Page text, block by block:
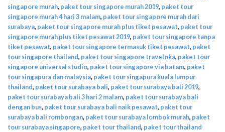
singapore murah, paket tour singapore murah 2019, paket tour
singapore murah 4 hari 3 malam, paket tour singapore murah dari
surabaya, paket tour singapore murah plus tiket pesawat, paket tour
singapore murah plus tiket pesawat 2019, paket tour singapore tanpa
tiket pesawat, paket tour singapore termasuk tiket pesawat, paket
tour singapore thailand, paket tour singapore traveloka, paket tour
singapore universal studio, paket tour singapore via batam, paket
tour singapura dan malaysia, paket tour singapura kuala lumpur
thailand, paket tour surabaya bali, paket tour surabaya bali 2019,
paket tour surabaya bali 3 hari 2 malam, paket tour surabaya bali
dengan bus, paket tour surabaya bali naik pesawat, paket tour
surabaya bali rombongan, paket tour surabaya lombok murah, paket
tour surabaya singapore, paket tour thailand, paket tour thailand